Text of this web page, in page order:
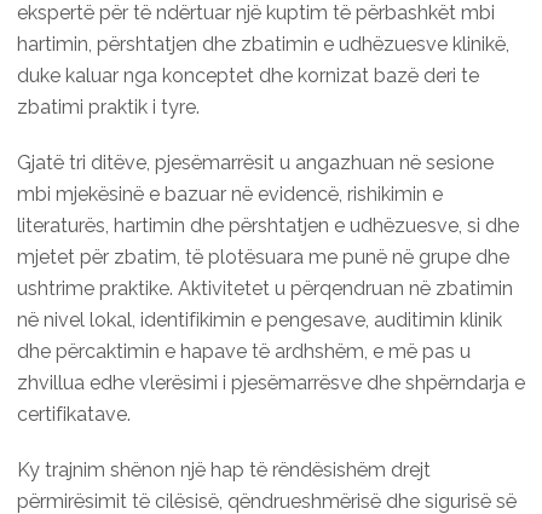
ekspertë për të ndërtuar një kuptim të përbashkët mbi
hartimin, përshtatjen dhe zbatimin e udhëzuesve klinikë,
duke kaluar nga konceptet dhe kornizat bazë deri te
zbatimi praktik i tyre.
Gjatë tri ditëve, pjesëmarrësit u angazhuan në sesione
mbi mjekësinë e bazuar në evidencë, rishikimin e
literaturës, hartimin dhe përshtatjen e udhëzuesve, si dhe
mjetet për zbatim, të plotësuara me punë në grupe dhe
ushtrime praktike. Aktivitetet u përqendruan në zbatimin
në nivel lokal, identifikimin e pengesave, auditimin klinik
dhe përcaktimin e hapave të ardhshëm, e më pas u
zhvillua edhe vlerësimi i pjesëmarrësve dhe shpërndarja e
certifikatave.
Ky trajnim shënon një hap të rëndësishëm drejt
përmirësimit të cilësisë, qëndrueshmërisë dhe sigurisë së